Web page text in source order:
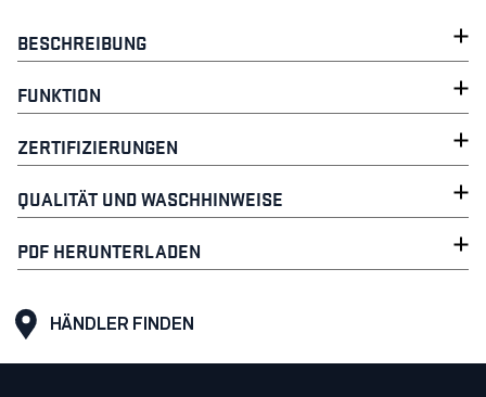
BESCHREIBUNG
FUNKTION
ZERTIFIZIERUNGEN
QUALITÄT UND WASCHHINWEISE
PDF HERUNTERLADEN
HÄNDLER FINDEN